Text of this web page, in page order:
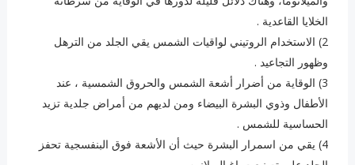
الخلايا القاعدية .
2) الاستخدام الروتيني لواقيات الشمس يقي الجلد من الترهل
وظهور التجاعيد .
3) الوقاية من أضرار أشعة الشمس والحروق الشمسية ، عند
الأطفال وذوي البشرة البيضاء ومن لديهم من أمراض جلدية تزيد
الحساسية للشمس .
4) يقي من اسمرار البشرة حيث أن الأشعة فوق البنفسجية تحفز